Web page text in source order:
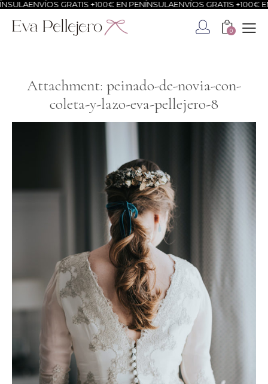
ENVÍOS GRATIS +100€ EN PENÍNSULAENVÍOS GRATIS +100€ EN
0
Attachment: peinado-de-novia-con-
coleta-y-lazo-eva-pellejero-8